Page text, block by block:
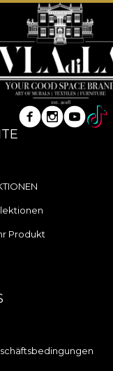
Produkt